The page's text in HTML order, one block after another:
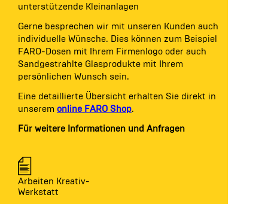
unterstützende Kleinanlagen
Gerne besprechen wir mit unseren Kunden auch
individuelle Wünsche. Dies können zum Beispiel
FARO-Dosen mit Ihrem Firmenlogo oder auch
Sandgestrahlte Glasprodukte mit Ihrem
persönlichen Wunsch sein.
Eine detaillierte Übersicht erhalten Sie direkt in
unserem online FARO Shop.
Für weitere Informationen und Anfragen
Arbeiten Kreativ-
Werkstatt